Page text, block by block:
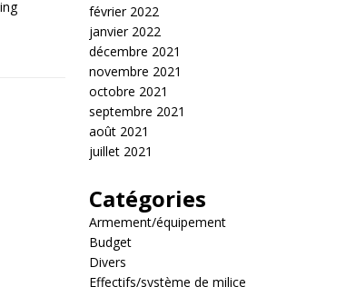
février 2022
janvier 2022
décembre 2021
novembre 2021
octobre 2021
septembre 2021
août 2021
juillet 2021
Catégories
Armement/équipement
Budget
Divers
Effectifs/système de milice